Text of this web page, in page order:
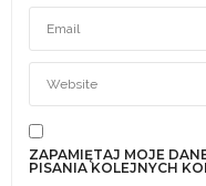
ZAPAMIĘTAJ MOJE
PISANIA KOLEJNYCH